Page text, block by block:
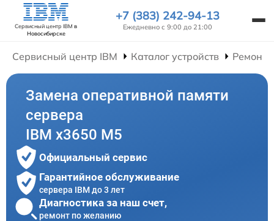
Сервисный центр IBM в
Новосибирске
+7 (383) 242-94-13
Ежедневно с 9:00 до 21:00
Сервисный центр IBM Каталог устройств Ремонт
Замена оперативной памяти
сервера
IBM x3650 M5
Официальный сервис
Гарантийное обслуживание
сервера IBM до 3 лет
Диагностика за наш счет,
ремонт по желанию